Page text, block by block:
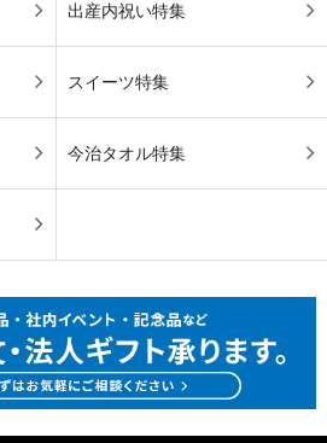
出産内祝い特集
スイーツ特集
今治タオル特集